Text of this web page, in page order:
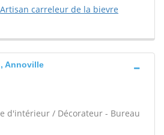
Artisan carreleur de la bievre
Annoville
d'intérieur / Décorateur - Bureau